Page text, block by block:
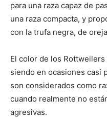
para una raza capaz de
una raza compacta, y
con la trufa negra, de
El color de los Rottweilers
siendo en ocasiones casi
son considerados como
cuando realmente no
agresivas.